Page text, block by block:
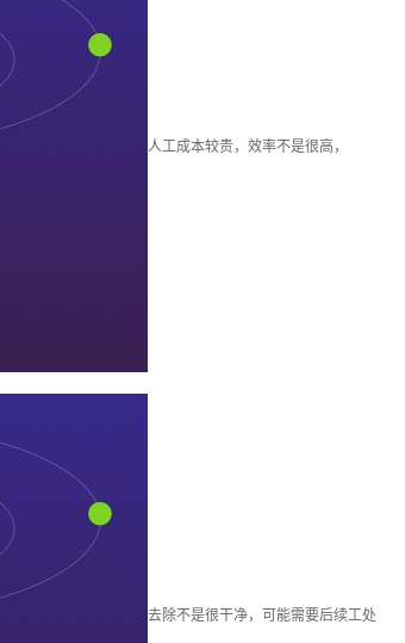
人工成本较贵，效率不是很高，
去除不是很干净，可能需要后续工处